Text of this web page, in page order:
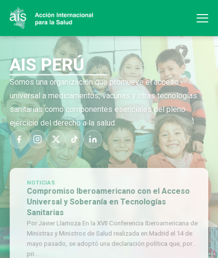
AIS PERÚ
Somos una organización que promueve el acceso
universal a medicamentos, vacunas y otras tecnologías
sanitarias como componentes esenciales del pleno
ejercicio del derecho a la salud.
NOTICIAS
Compromiso Iberoamericano con el Acceso
Universal y Soberanía en Tecnologías
Sanitarias
Por Javier Llamoza En la XVII Conferencia Iberoamericana de
Ministras y Ministros de Salud realizada en Madrid el 14 de
mayo pasado, se adoptó una declaración política que, por
pri…